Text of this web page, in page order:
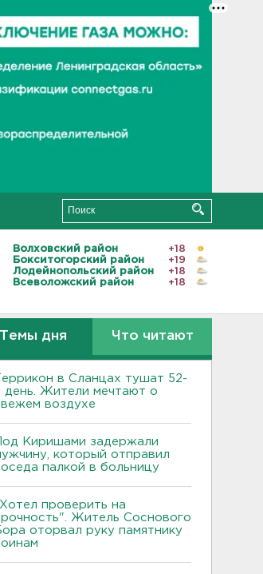
Волховский район
+18
Бокситогорский район
+19
Лодейнопольский район
+18
Всеволожский район
+18
Темы дня Что читают
в Сланцах тушат 52-
день. Жители мечтают о
воздухе
Киришами задержали
который отправил
палкой в больницу
проверить на
Житель Соснового
оторвал руку памятнику